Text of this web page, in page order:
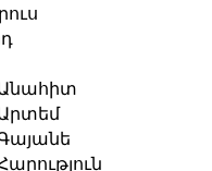
Անահիտ
Արտեմ